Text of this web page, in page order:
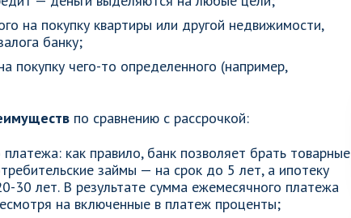
на покупку квартиры или другой недвижимости,
банку;
покупку чего-то определенного (например,
по сравнению с рассрочкой:
как правило, банк позволяет брать товарные
займы — на срок до 5 лет, а ипотеку
30 лет. В результате сумма ежемесячного платежа
на включенные в платеж проценты;